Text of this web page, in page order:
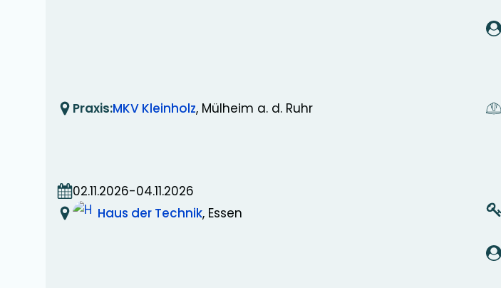
Praxis:MKV Kleinholz, Mülheim a. d. Ruhr
02.11.2026-04.11.2026
Haus der Technik, Essen